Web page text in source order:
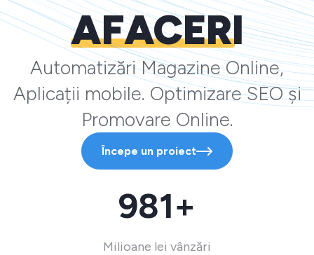
AFACERI
Automatizări Magazine Online,
Aplicații mobile. Optimizare SEO și
Promovare Online.
Începe un proiect
981+
Milioane lei vânzări